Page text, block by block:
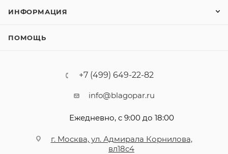
ИНФОРМАЦИЯ
ПОМОЩЬ
+7 (499) 649-22-82
info@blagopar.ru
Ежедневно, с 9:00 до 18:00
г. Москва, ул. Адмирала Корнилова,
вл18с4